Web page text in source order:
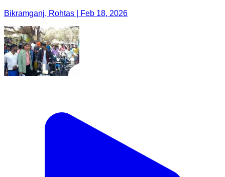
Bikramganj, Rohtas | Feb 18, 2026